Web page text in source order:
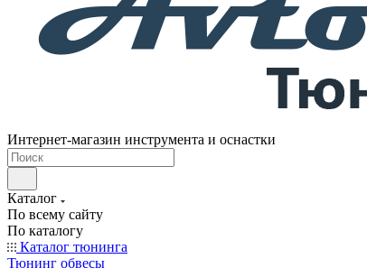
Интернет-магазин инструмента и оснастки
Каталог
По всему сайту
По каталогу
Каталог тюнинга
Тюнинг обвесы